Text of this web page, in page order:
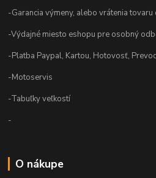
-Garancia výmeny, alebo vrátenia
-Výdajné miesto eshopu pre osobný
-Platba Paypal, Kartou, Hotovosť,
-Motoservis
-Tabuľky veľkostí
-
O nákupe